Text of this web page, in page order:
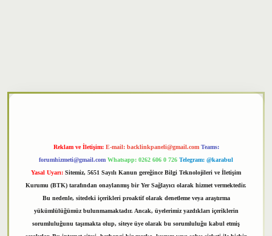
Reklam ve İletişim: E-mail: backlinkpaneli@gmail.com Teams:
forumhizmeti@gmail.com Whatsapp: 0262 606 0 726 Telegram: @karabul
Yasal Uyarı: Sitemiz, 5651 Sayılı Kanun gereğince Bilgi Teknolojileri ve İletişim
Kurumu (BTK) tarafından onaylanmış bir Yer Sağlayıcı olarak hizmet vermektedir.
Bu nedenle, sitedeki içerikleri proaktif olarak denetleme veya araştırma
yükümlülüğümüz bulunmamaktadır. Ancak, üyelerimiz yazdıkları içeriklerin
sorumluluğunu taşımakta olup, siteye üye olarak bu sorumluluğu kabul etmiş